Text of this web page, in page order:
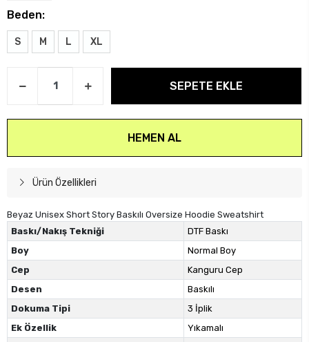
Beden:
S M L XL
SEPETE EKLE
HEMEN AL
Ürün Özellikleri
Beyaz Unisex Short Story Baskılı Oversize Hoodie Sweatshirt
Baskı/Nakış Tekniği
DTF Baskı
Boy
Normal Boy
Cep
Kanguru Cep
Desen
Baskılı
Dokuma Tipi
3 İplik
Ek Özellik
Yıkamalı